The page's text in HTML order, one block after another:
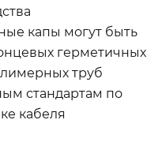
капы могут быть
герметичных
труб
стандартам по
кабеля